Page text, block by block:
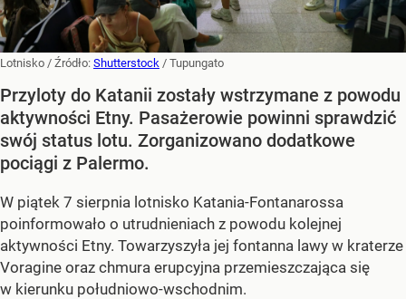
Lotnisko / Źródło: Shutterstock / Tupungato
Przyloty do Katanii zostały wstrzymane z powodu
aktywności Etny. Pasażerowie powinni sprawdzić
swój status lotu. Zorganizowano dodatkowe
pociągi z Palermo.
W piątek 7 sierpnia lotnisko Katania-Fontanarossa
poinformowało o utrudnieniach z powodu kolejnej
aktywności Etny. Towarzyszyła jej fontanna lawy w kraterze
Voragine oraz chmura erupcyjna przemieszczająca się
w kierunku południowo-wschodnim.